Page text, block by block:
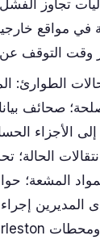
تجاوز
في مواقع
وقت التوقف
الطوارئ:
صحائف
الأجزاء
الحالة؛
المشعة؛
المديرين